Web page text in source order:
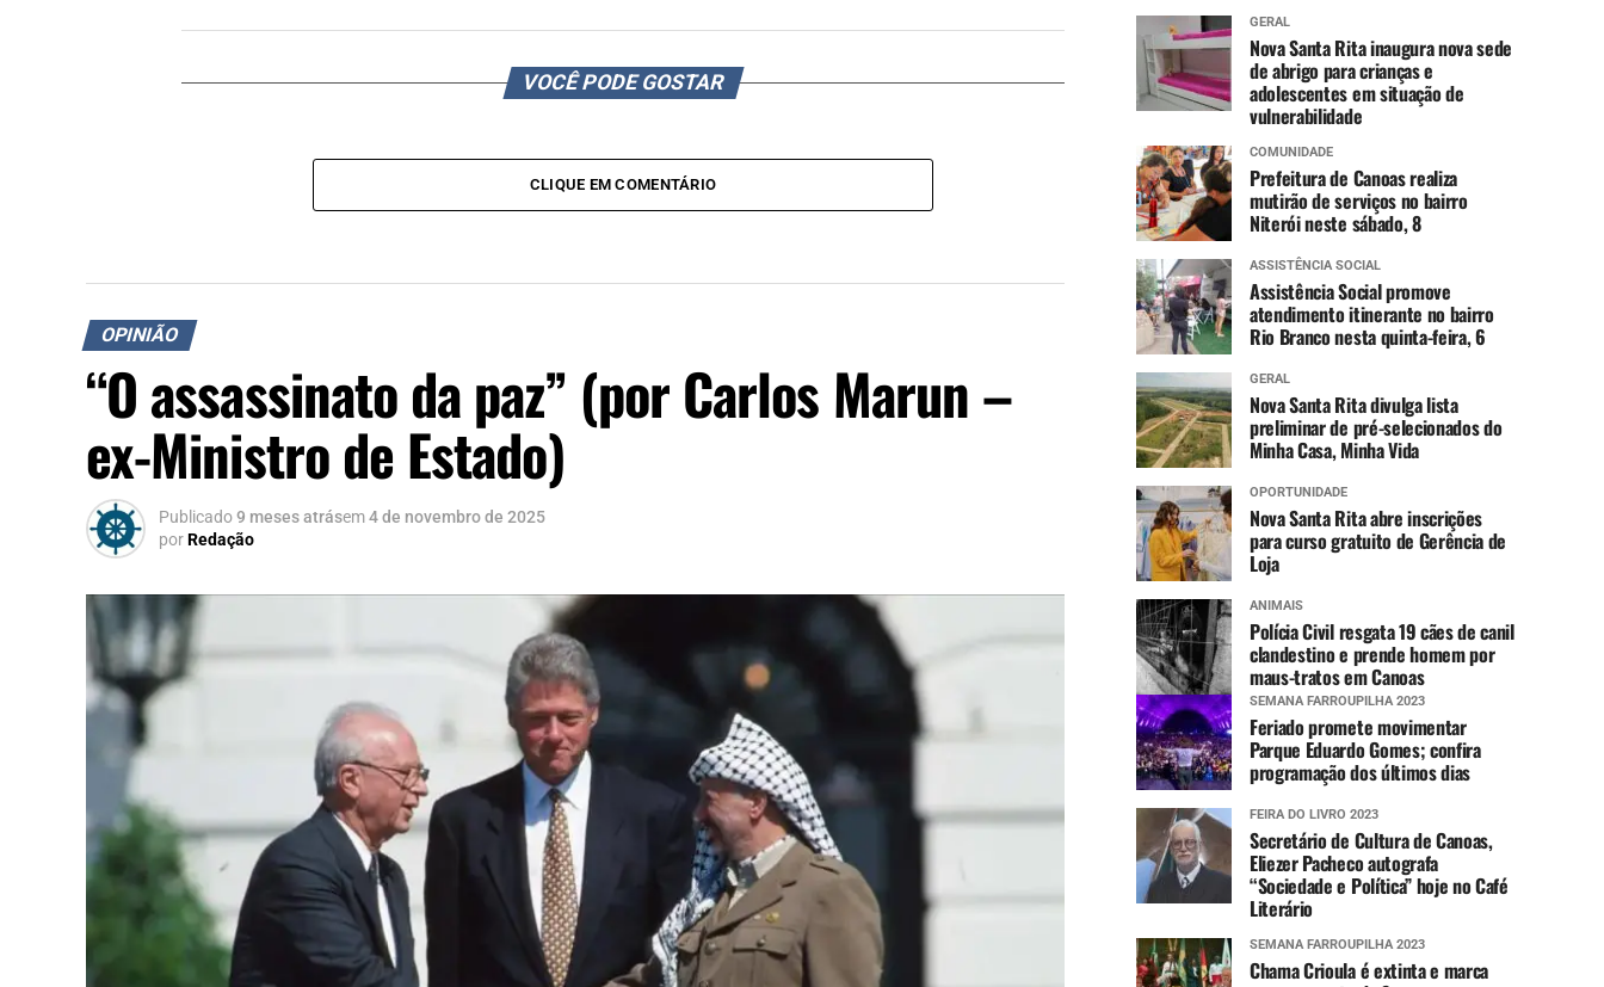
VOCÊ PODE GOSTAR
CLIQUE EM COMENTÁRIO
OPINIÃO
“O assassinato da paz” (por Carlos Marun –
ex-Ministro de Estado)
Publicado9 meses atrásem4 de novembro de 2025
porRedação
GERAL
Nova Santa Rita inaugura nova sede
de abrigo para crianças e
adolescentes em situação de
vulnerabilidade
COMUNIDADE
Prefeitura de Canoas realiza
mutirão de serviços no bairro
Niterói neste sábado, 8
ASSISTÊNCIA SOCIAL
Assistência Social promove
atendimento itinerante no bairro
Rio Branco nesta quinta-feira, 6
GERAL
Nova Santa Rita divulga lista
preliminar de pré-selecionados do
Minha Casa, Minha Vida
OPORTUNIDADE
Nova Santa Rita abre inscrições
para curso gratuito de Gerência de
Loja
ANIMAIS
Polícia Civil resgata 19 cães de canil
clandestino e prende homem por
maus-tratos em Canoas
SEMANA FARROUPILHA 2023
Feriado promete movimentar
Parque Eduardo Gomes; confira
programação dos últimos dias
FEIRA DO LIVRO 2023
Secretário de Cultura de Canoas,
Eliezer Pacheco autografa
“Sociedade e Política” hoje no Café
Literário
SEMANA FARROUPILHA 2023
Chama Crioula é extinta e marca